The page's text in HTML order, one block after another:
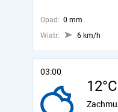
Opad: 0 mm
Wiatr:
6 km/h
03:00
12°C